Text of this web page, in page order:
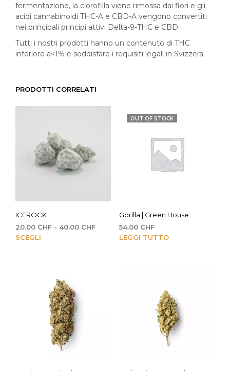
fermentazione, la clorofilla viene rimossa dai fiori e gli
acidi cannabinoidi THC-A e CBD-A vengono convertiti
nei principali principi attivi Delta-9-THC e CBD.
Tutti i nostri prodotti hanno un contenuto di THC
inferiore a<1% e soddisfare i requisiti legali in Svizzera
PRODOTTI CORRELATI
ICEROCK
20.00 CHF - 40.00 CHFFascia
SCEGLI
Questo
OUT OF STOCK
Gorilla | Green House
54.00 CHF
LEGGI TUTTO